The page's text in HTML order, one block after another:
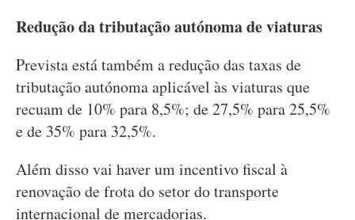
Redução da tributação autónoma de viaturas
Prevista está também a redução das taxas de
tributação autónoma aplicável às viaturas que
recuam de 10% para 8,5%; de 27,5% para 25,5%
e de 35% para 32,5%.
Além disso vai haver um incentivo fiscal à
renovação de frota do setor do transporte
internacional de mercadorias.